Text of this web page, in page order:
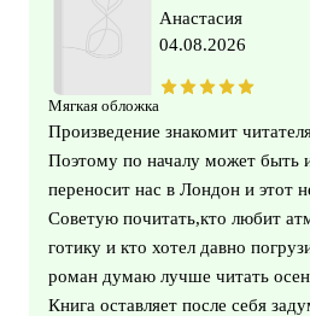
Мягкая обложка
Анастасия
04.08.2026
Произведение знакомит
Поэтому по началу может быть
переносит нас в Лондон и этот
Советую почитать,кто любит
готику и кто хотел давно
роман думаю лучше читать
Книга оставляет после себя